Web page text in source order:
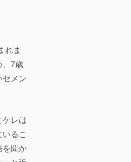
れま
、7歳
メン
ケレは
るこ
を聞か